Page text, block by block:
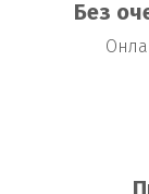
Без